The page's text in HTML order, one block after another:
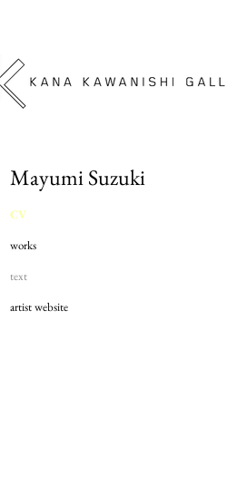
Mayumi Suzuki
CV
works
text
artist website